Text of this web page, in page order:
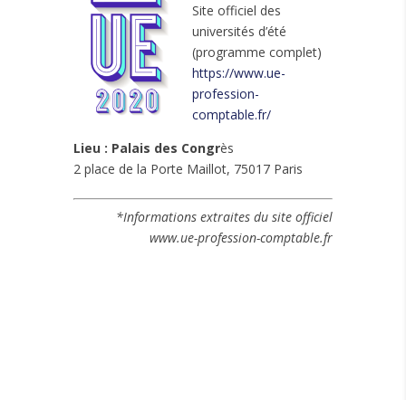
Site officiel des
universités d’été
(programme complet)
https://www.ue-
profession-
comptable.fr/
Lieu : Palais des Congrès
2 place de la Porte Maillot, 75017 Paris
*Informations extraites du site officiel
www.ue-profession-comptable.fr